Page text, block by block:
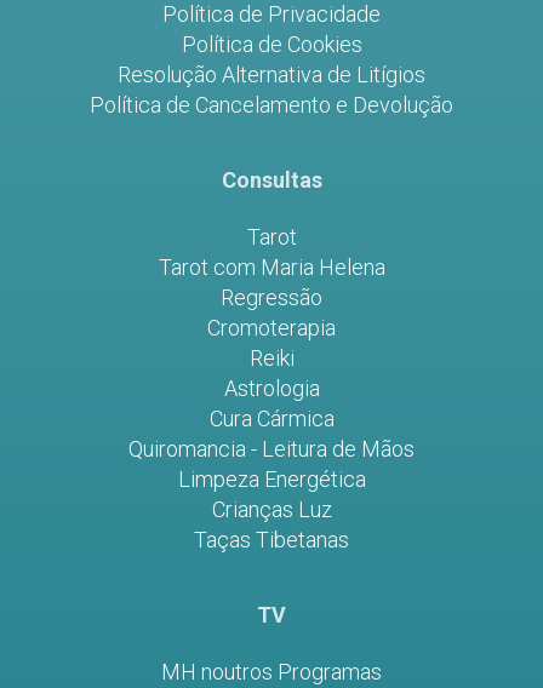
Política de Privacidade
Política de Cookies
Resolução Alternativa de Litígios
Política de Cancelamento e Devolução
Consultas
Tarot
Tarot com Maria Helena
Regressão
Cromoterapia
Reiki
Astrologia
Cura Cármica
Quiromancia - Leitura de Mãos
Limpeza Energética
Crianças Luz
Taças Tibetanas
TV
MH noutros Programas